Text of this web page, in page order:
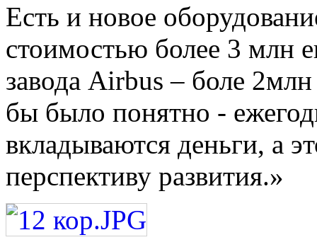
Есть и новое
стоимостью более 3 млн
завода Airbus – боле
бы было понятно -
вкладываются деньги, а
перспективу развития.»